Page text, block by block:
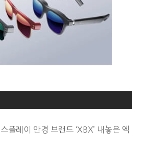
플레이 안경 브랜드 ‘XBX’ 내놓은 엑